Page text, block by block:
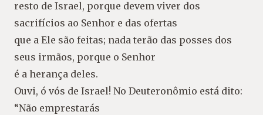
resto de Israel, porque devem viver dos
sacrifícios ao Senhor e das ofertas
que a Ele são feitas; nada terão das posses dos
seus irmãos, porque o Senhor
é a herança deles.
Ouvi, ó vós de Israel! No Deuteronômio está dito:
“Não emprestarás